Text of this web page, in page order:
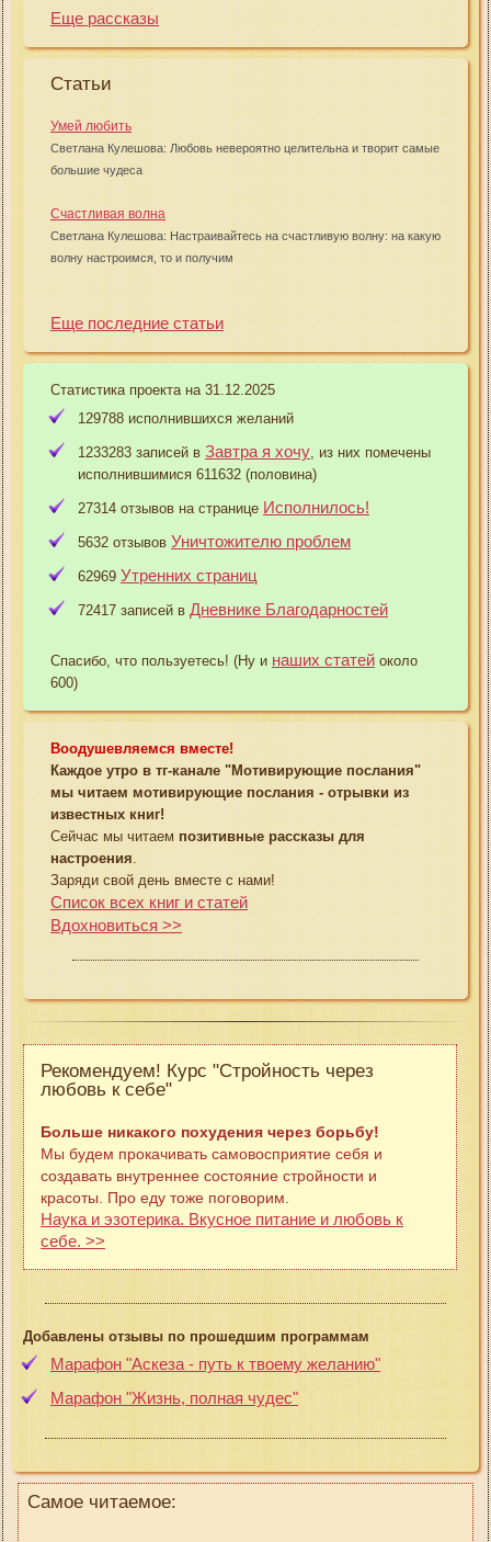
Еще рассказы
Статьи
Умей любить
Светлана Кулешова: Любовь невероятно целительна и творит самые
большие чудеса
Счастливая волна
Светлана Кулешова: Настраивайтесь на счастливую волну: на какую
волну настроимся, то и получим
Еще последние статьи
Статистика проекта на 31.12.2025
129788 исполнившихся желаний
1233283 записей в Завтра я хочу , из них помечены
исполнившимися 611632 (половина)
27314 отзывов на странице Исполнилось!
5632 отзывов Уничтожителю проблем
62969 Утренних страниц
72417 записей в Дневнике Благодарностей
Спасибо, что пользуетесь! (Ну и наших статей около
600)
Воодушевляемся вместе!
Каждое утро в тг-канале "Мотивирующие послания"
мы читаем мотивирующие послания - отрывки из
известных книг!
Сейчас мы читаем позитивные рассказы для
настроения
Заряди свой день вместе с нами!
Список всех книг и статей
Вдохновиться >>
Рекомендуем! Курс "Стройность через
любовь к себе"
Больше никакого похудения через борьбу!
Мы будем прокачивать самовосприятие себя и
создавать внутреннее состояние стройности и
красоты. Про еду тоже поговорим.
Наука и эзотерика. Вкусное питание и любовь к
себе. >>
Добавлены отзывы по прошедшим программам
Марафон "Аскеза - путь к твоему желанию"
Марафон "Жизнь, полная чудес"
Самое читаемое: